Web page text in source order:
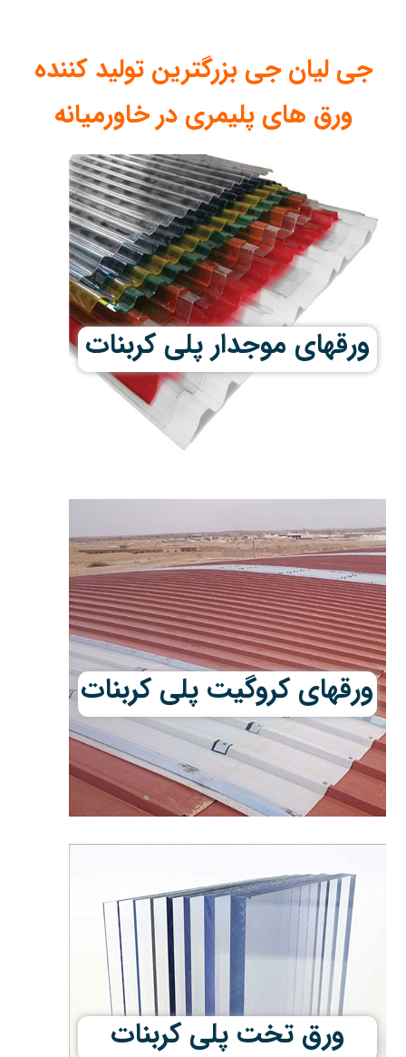
جی لیان جی بزرگترین تولید کننده
ورق های پلیمری در خاورمیانه
ورقهای موجدار پلی کربنات
ورقهای کروگیت پلی کربنات
ورق تخت پلی کربنات